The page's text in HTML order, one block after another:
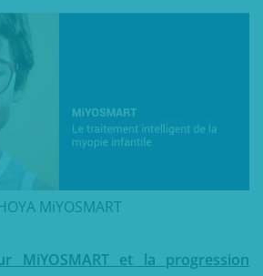
MiYOSMART
MiYOSMART et la progression